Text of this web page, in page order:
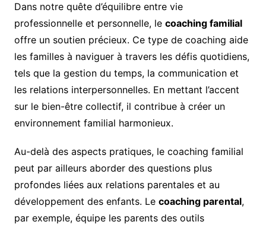
Dans notre quête d’équilibre entre vie
professionnelle et personnelle, le coaching familial
offre un soutien précieux. Ce type de coaching aide
les familles à naviguer à travers les défis quotidiens,
tels que la gestion du temps, la communication et
les relations interpersonnelles. En mettant l’accent
sur le bien-être collectif, il contribue à créer un
environnement familial harmonieux.
Au-delà des aspects pratiques, le coaching familial
peut par ailleurs aborder des questions plus
profondes liées aux relations parentales et au
développement des enfants. Le coaching parental,
par exemple, équipe les parents des outils